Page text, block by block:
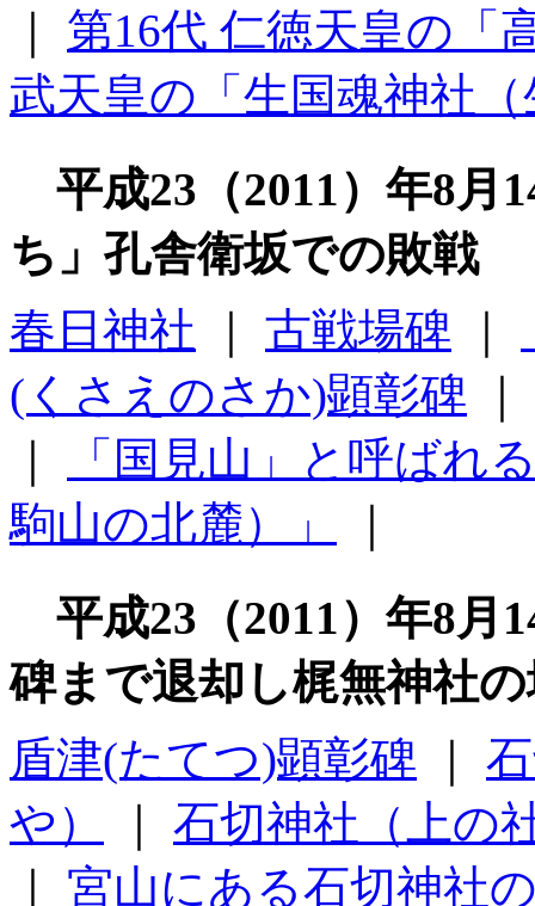
第16代 仁徳天皇の「
武天皇の「生国魂神社
平成23（2011）年8月
ち」孔舎衛坂での敗戦
春日神社
古戦場碑
(くさえのさか)顕彰碑
「国見山」と呼ばれ
駒山の北麓）」
平成23（2011）年8月
碑まで退却し梶無神社
盾津(たてつ)顕彰碑
や）
石切神社（上の
宮山にある石切神社